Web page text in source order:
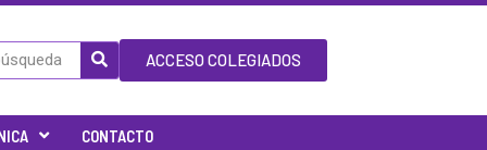
ACCESO COLEGIADOS
CONTACTO